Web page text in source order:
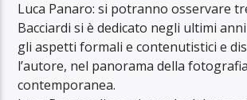
Luca Panaro: si potranno osservare
Bacciardi si è dedicato negli ultimi
gli aspetti formali e contenutistici e
l’autore, nel panorama della fotografia
contemporanea.